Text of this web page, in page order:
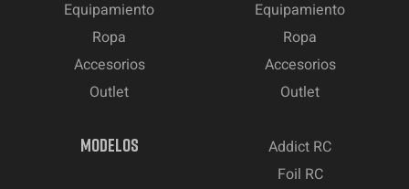
Equipamiento
Ropa
Accesorios
Outlet
Equipamiento
Ropa
Accesorios
Outlet
MODELOS
Addict RC
Foil RC